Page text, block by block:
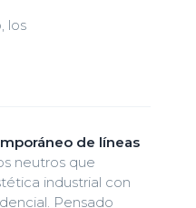
los
de líneas
neutros que
industrial con
Pensado